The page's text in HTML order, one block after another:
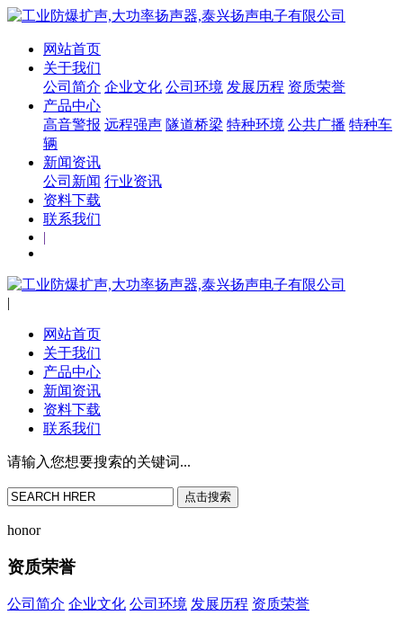
网站首页
关于我们
公司简介 企业文化 公司环境 发展历程 资质荣誉
产品中心
高音警报 远程强声 隧道桥梁 特种环境 公共广播 特种车
辆
新闻资讯
公司新闻 行业资讯
资料下载
联系我们
|
|
网站首页
关于我们
产品中心
新闻资讯
资料下载
联系我们
请输入您想要搜索的关键词...
点击搜索
honor
资质荣誉
公司简介 企业文化 公司环境 发展历程 资质荣誉